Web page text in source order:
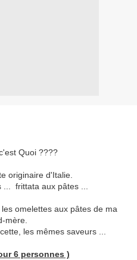
Quoi ????
originaire d'Italie.
frittata aux pâtes ...
omelettes aux pâtes de ma
mère.
les mêmes saveurs ...
6 personnes )